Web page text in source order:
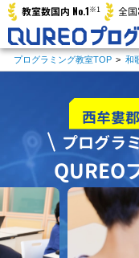
教室数国内 No.1※1 全国
プログラミング教室TOP > 和
西牟婁
プログラ
QUREO